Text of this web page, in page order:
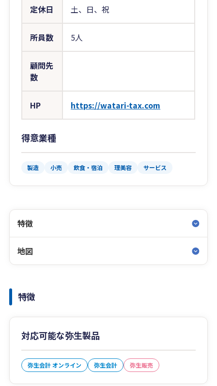
定休日 土、日、祝
所員数 5人
顧問先
数
HP https://watari-tax.com
得意業種
製造 小売 飲食・宿泊 理美容 サービス
特徴
地図
特徴
対応可能な弥生製品
弥生会計 オンライン 弥生会計 弥生販売